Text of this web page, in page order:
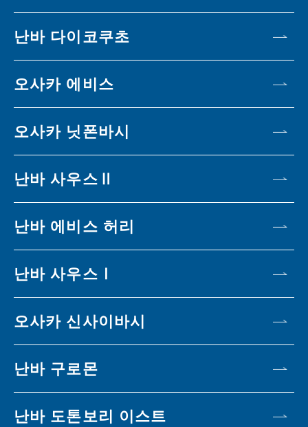
난바 다이코쿠초
오사카 에비스
오사카 닛폰바시
난바 사우스Ⅱ
난바 에비스 허리
난바 사우스Ⅰ
오사카 신사이바시
난바 구로몬
난바 도톤보리 이스트